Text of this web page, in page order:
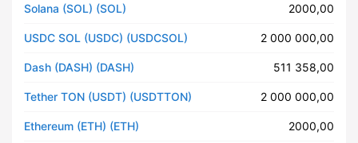
Solana (SOL) (SOL) 2000,00
USDC SOL (USDC) (USDCSOL) 2 000 000,00
Dash (DASH) (DASH) 511 358,00
Tether TON (USDT) (USDTTON) 2 000 000,00
Ethereum (ETH) (ETH) 2000,00